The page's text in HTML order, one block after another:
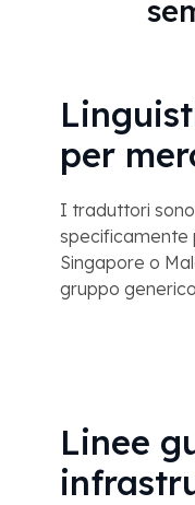
per
I traduttori
specificamente
Singapore o
gruppo
Linee